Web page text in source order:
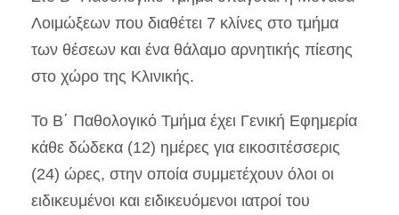
Λοιμώξεων που διαθέτει 7 κλίνες στο τμήμα
των θέσεων και ένα θάλαμο αρνητικής πίεσης
στο χώρο της Κλινικής.
Το Β΄ Παθολογικό Τμήμα έχει Γενική Εφημερία
κάθε δώδεκα (12) ημέρες για εικοσιτέσσερις
(24) ώρες, στην οποία συμμετέχουν όλοι οι
ειδικευμένοι και ειδικευόμενοι ιατροί του